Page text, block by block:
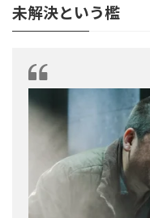
未解決という檻